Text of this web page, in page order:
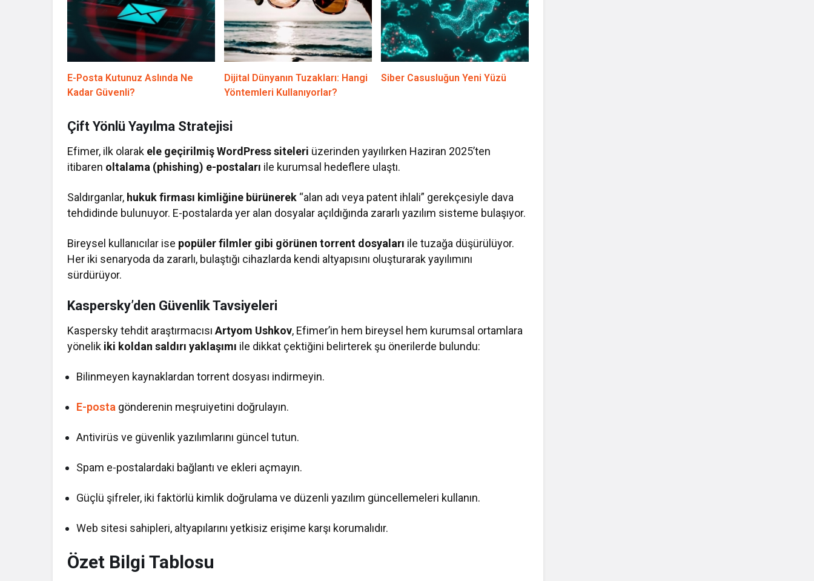
E-Posta Kutunuz Aslında Ne
Kadar Güvenli?
Dijital Dünyanın Tuzakları: Hangi
Yöntemleri Kullanıyorlar?
Siber Casusluğun Yeni Yüzü
Çift Yönlü Yayılma Stratejisi
Efimer, ilk olarak ele geçirilmiş WordPress siteleri üzerinden yayılırken Haziran 2025’ten
itibaren oltalama (phishing) e-postaları ile kurumsal hedeflere ulaştı.
Saldırganlar, hukuk firması kimliğine bürünerek “alan adı veya patent ihlali” gerekçesiyle dava
tehdidinde bulunuyor. E-postalarda yer alan dosyalar açıldığında zararlı yazılım sisteme bulaşıyor.
Bireysel kullanıcılar ise popüler filmler gibi görünen torrent dosyaları ile tuzağa düşürülüyor.
Her iki senaryoda da zararlı, bulaştığı cihazlarda kendi altyapısını oluşturarak yayılımını
sürdürüyor.
Kaspersky’den Güvenlik Tavsiyeleri
Kaspersky tehdit araştırmacısıArtyom Ushkov, Efimer’in hem bireysel hem kurumsal ortamlara
yönelik iki koldan saldırı yaklaşımı ile dikkat çektiğini belirterek şu önerilerde bulundu:
Bilinmeyen kaynaklardan torrent dosyası indirmeyin.
E-posta gönderenin meşruiyetini doğrulayın.
Antivirüs ve güvenlik yazılımlarını güncel tutun.
Spam e-postalardaki bağlantı ve ekleri açmayın.
Güçlü şifreler, iki faktörlü kimlik doğrulama ve düzenli yazılım güncellemeleri kullanın.
Web sitesi sahipleri, altyapılarını yetkisiz erişime karşı korumalıdır.
Özet Bilgi Tablosu